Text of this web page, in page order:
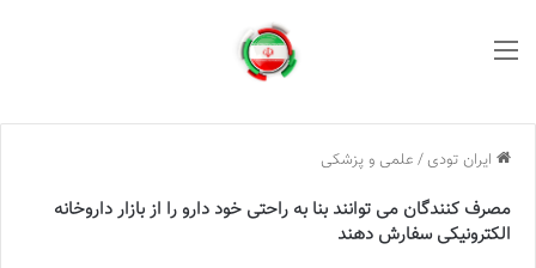
ایران تودی / علمی و پزشکی
مصرف کنندگان می توانند بنا به راحتی خود دارو را از بازار داروخانه
الکترونیکی سفارش دهند